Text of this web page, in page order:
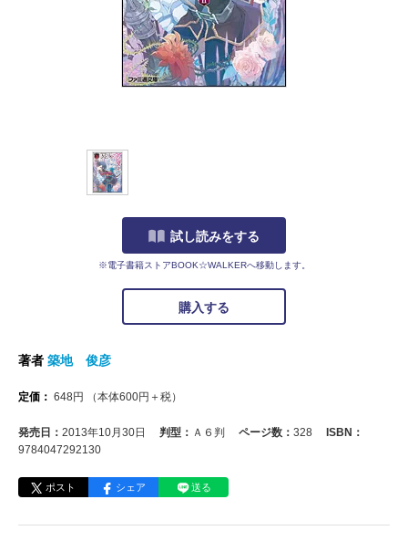
試し読みをする
※電子書籍ストアBOOK☆WALKERへ移動します。
購入する
著者 築地 俊彦
定価： 648円 （本体600円＋税）
発売日： 2013年10月30日 判型： Ａ６判 ページ数： 328
ISBN：
9784047292130
ポスト シェア 送る